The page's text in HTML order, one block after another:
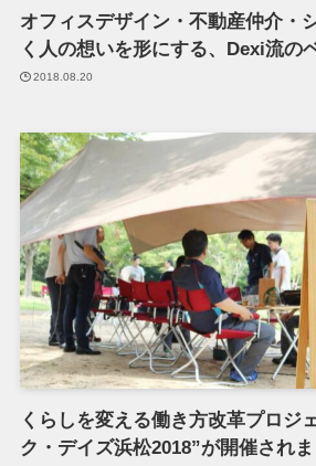
オフィスデザイン・不動産仲介・
く人の想いを形にする、Dexi流の
2018.08.20
くらしを変える働き方改革プロジ
ク・デイズ浜松2018”が開催され